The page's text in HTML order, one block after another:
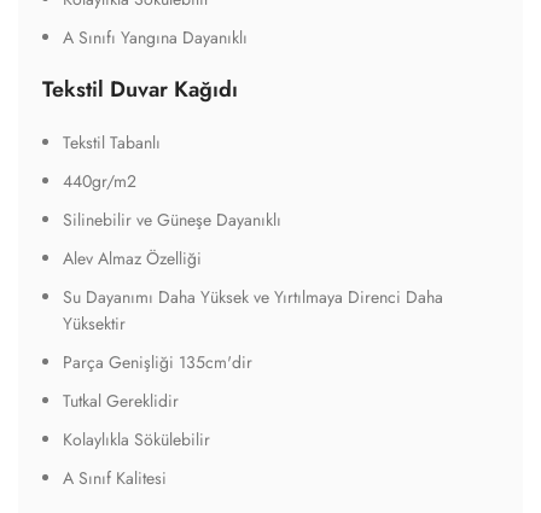
A Sınıfı Yangına Dayanıklı
Tekstil Duvar Kağıdı
Tekstil Tabanlı
440gr/m2
Silinebilir ve Güneşe Dayanıklı
Alev Almaz Özelliği
Su Dayanımı Daha Yüksek ve Yırtılmaya Direnci Daha
Yüksektir
Parça Genişliği 135cm'dir
Tutkal Gereklidir
Kolaylıkla Sökülebilir
A Sınıf Kalitesi